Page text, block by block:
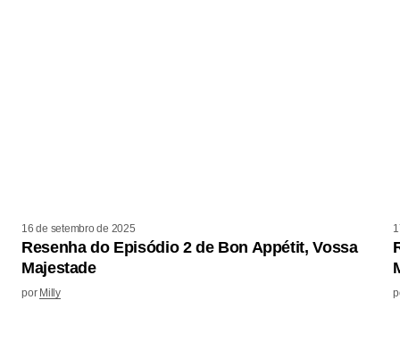
16 de setembro de 2025
Resenha do Episódio 2 de Bon Appétit, Vossa
Majestade
por Milly